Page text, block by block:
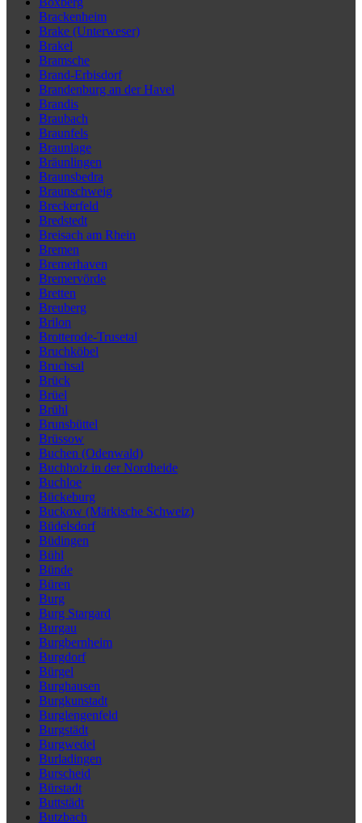
Brackenheim
Brake (Unterweser)
Brakel
Bramsche
Brand-Erbisdorf
Brandenburg an der Havel
Brandis
Braubach
Braunfels
Braunlage
Bräunlingen
Braunsbedra
Braunschweig
Breckerfeld
Bredstedt
Breisach am Rhein
Bremen
Bremerhaven
Bremervörde
Bretten
Breuberg
Brilon
Brotterode-Trusetal
Bruchköbel
Bruchsal
Brück
Brüel
Brühl
Brunsbüttel
Brüssow
Buchen (Odenwald)
Buchholz in der Nordheide
Buchloe
Bückeburg
Buckow (Märkische Schweiz)
Büdelsdorf
Büdingen
Bühl
Bünde
Büren
Burg
Burg Stargard
Burgau
Burgbernheim
Burgdorf
Bürgel
Burghausen
Burgkunstadt
Burglengenfeld
Burgstädt
Burgwedel
Burladingen
Burscheid
Bürstadt
Buttstädt
Butzbach